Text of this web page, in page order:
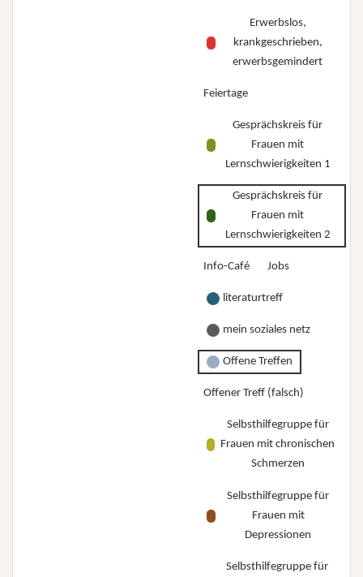
Erwerbslos,
krankgeschrieben,
erwerbsgemindert
Feiertage
Gesprächskreis für
Frauen mit
Lernschwierigkeiten 1
Gesprächskreis für
Frauen mit
Lernschwierigkeiten 2
Info-Café Jobs
literaturtreff
mein soziales netz
Offene Treffen
Offener Treff (falsch)
Selbsthilfegruppe für
Frauen mit chronischen
Schmerzen
Selbsthilfegruppe für
Frauen mit
Depressionen
Selbsthilfegruppe für